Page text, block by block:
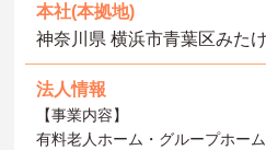
本社(本拠地)
神奈川県 横浜市青葉区みた
法人情報
【事業内容】
有料老人ホーム・グループホー